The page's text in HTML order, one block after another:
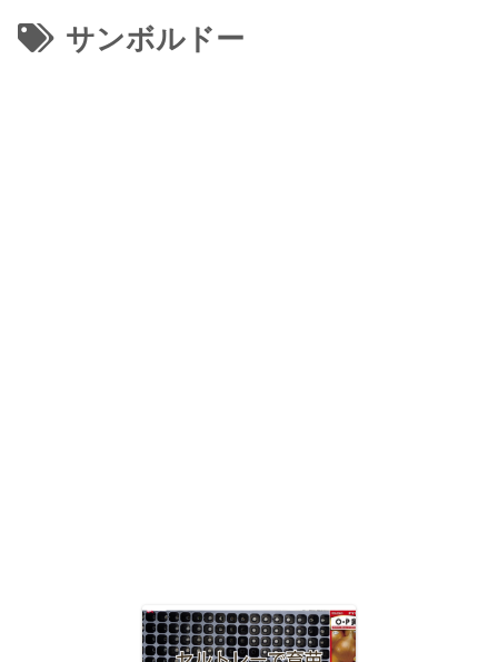
サンボルドー